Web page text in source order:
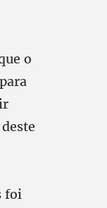
o
foi